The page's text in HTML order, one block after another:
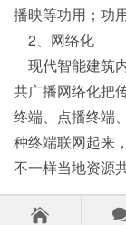
播映等功用；功
2、网络化
现代智能建筑
共广播网络化把
终端、点播终端
种终端联网起来
不一样当地资源共
